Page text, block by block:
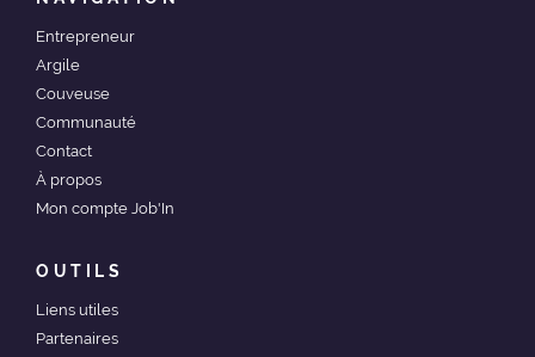
Entrepreneur
Argile
Couveuse
Communauté
Contact
À propos
Mon compte Job'In
OUTILS
Liens utiles
Partenaires